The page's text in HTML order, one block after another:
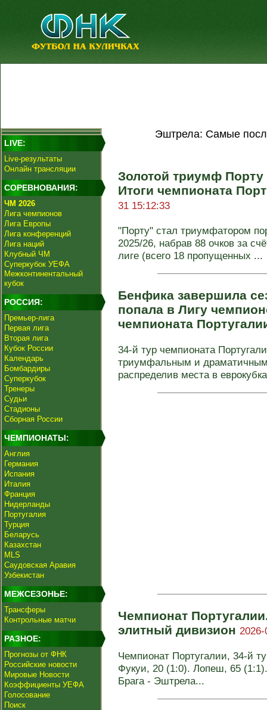
LIVE:
Live-результаты
Онлайн трансляции
СОРЕВНОВАНИЯ:
ЧМ 2026
Лига чемпионов
Лига Европы
Лига конференций
Лига наций
Клубный ЧМ
Суперкубок УЕФА
Межконтинентальный
кубок
РОССИЯ:
Премьер-лига
Первая лига
Вторая лига
Кубок России
Календарь
Бомбардиры
Суперкубок
Тренеры
Судьи
Стадионы
Сборная России
ЧЕМПИОНАТЫ:
Англия
Германия
Испания
Италия
Франция
Нидерланды
Португалия
Турция
Беларусь
Казахстан
MLS
Саудовская Аравия
Узбекистан
МЕЖСЕЗОНЬЕ:
Трансферы
Контрольные матчи
РАЗНОЕ:
Прогнозы от ФНК
Российские новости
Мировые Новости
Коэффициенты УЕФА
Голосование
Поиск
Эштрела: Самые
Золотой триумф
Итоги чемпионата
31 15:12:33
"Порту" стал триумфатором
2025/26, набрав 88 очков за
лиге (всего 18 пропущенных ...
Бенфика завершила
попала в Лигу
чемпионата
34-й тур чемпионата
триумфальным и драматичным
распределив места в
Чемпионат
элитный дивизион
Чемпионат Португалии, 34-й
Фукуи, 20 (1:0). Лопеш, 65
Брага - Эштрела...